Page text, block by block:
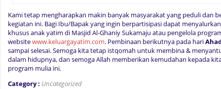
Kami tetap mengharapkan makin banyak masyarakat yang peduli dan
kegiatan ini. Bagi Ibu/Bapak yang ingin berpartisipasi dapat
khusus anak yatim di Masjid Al-Ghaniy Sukamaju atau pengelola
websitewww.keluargayatim.com. Pembinaan berikutnya pada hari
sampai selesai. Semoga kita tetap istqomah untuk membina &
dalam hidupnya, dan semoga Allah memberikan kemudahan kepada
program mulia ini.
Category : Uncategorized